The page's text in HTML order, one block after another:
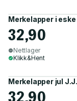
Merkelapper i eske
32,90
Nettlager
Klikk&Hent
Merkelapper jul
32,90